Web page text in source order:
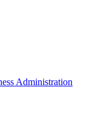
Administration